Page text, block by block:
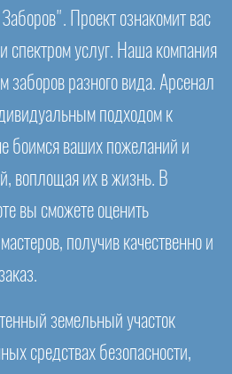
Проект ознакомит вас
спектром услуг. Наша компания
заборов разного вида. Арсенал
подходом к
боимся ваших пожеланий и
воплощая их в жизнь. В
вы сможете оценить
получив качественно и
земельный участок
средствах безопасности,